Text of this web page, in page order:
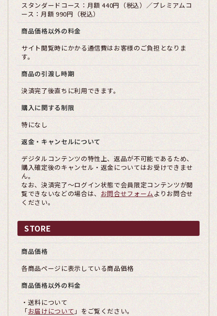
スタンダードコース：月額 440円（税込）／プレミアムコ
ース：月額 990円（税込）
商品価格以外の料金
サイト閲覧時にかかる通信費はお客様のご負担となりま
す。
商品の引渡し時期
決済完了後直ちに利用できます。
購入に関する制限
特になし
返金・キャンセルについて
デジタルコンテンツの特性上、返品が不可能であるため、
購入確定後のキャンセル・返金についてはお受けできませ
ん。
なお、決済完了〜ログイン状態で会員限定コンテンツが閲
覧できないなどの場合は、 お問合せフォーム よりお問合せ
ください。
STORE
商品価格
各商品ページに表示している商品価格
商品価格以外の料金
・送料について
「お届けについて」をご覧ください。